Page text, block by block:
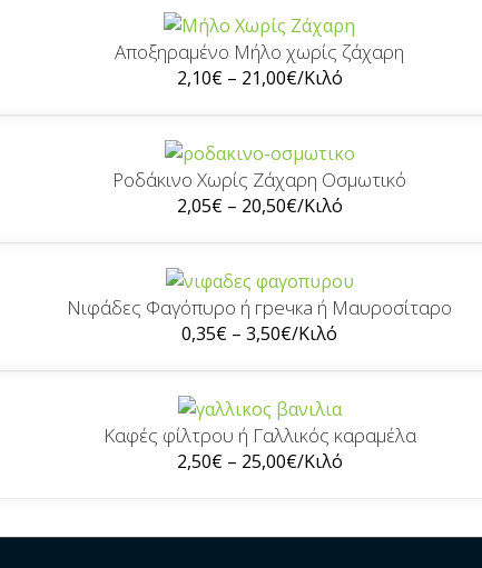
Αποξηραμένο Μήλο χωρίς ζάχαρη
2,10€ – 21,00€/Κιλό
Ροδάκινο Χωρίς Ζάχαρη Οσμωτικό
2,05€ – 20,50€/Κιλό
Νιφάδες Φαγόπυρο ή гречка ή Μαυροσίταρο
0,35€ – 3,50€/Κιλό
Καφές φίλτρου ή Γαλλικός καραμέλα
2,50€ – 25,00€/Κιλό